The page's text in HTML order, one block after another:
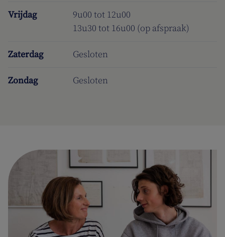
Vrijdag
9u00 tot 12u00
13u30 tot 16u00 (op afspraak)
Zaterdag Gesloten
Zondag Gesloten